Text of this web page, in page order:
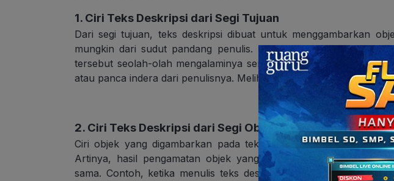
1. Ciri Teks Deskripsi dari Segi Tujuan
Dari segi tujuan, teks deskripsi dibuat untuk menggambarkan
mungkin dari sudut pandang penulis. Dengan begitu, pembaca
tersebut seolah-olah mengalaminya sendiri. Itu sebabnya, teks
atau panca indera dari penulisnya. Melihat, mendengar, mengecap,
2. Ciri Teks Deskripsi dari Segi Objek
Ciri objek yang digambarkan pada teks deskripsibersifat khusus,
Artinya, hasil pengamatan objek yang dideskripsikan bisa jadi
sama. Contoh, ketika menulis teks deskripsi tentang tempat